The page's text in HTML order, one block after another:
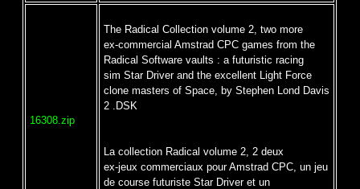
16308.zip
The Radical Collection volume 2, two more
ex-commercial Amstrad CPC games from the
Radical Software vaults : a futuristic racing
sim Star Driver and the excellent Light Force
clone masters of Space, by Stephen Lond Davis
2 .DSK
La collection Radical volume 2, 2 deux
ex-jeux commerciaux pour Amstrad CPC, un jeu
de course futuriste Star Driver et un